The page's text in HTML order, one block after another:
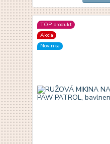
TOP produkt
Akcia
Novinka